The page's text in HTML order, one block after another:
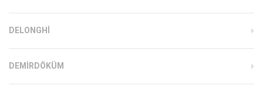
DELONGHI
DEMIRDÖKÜM